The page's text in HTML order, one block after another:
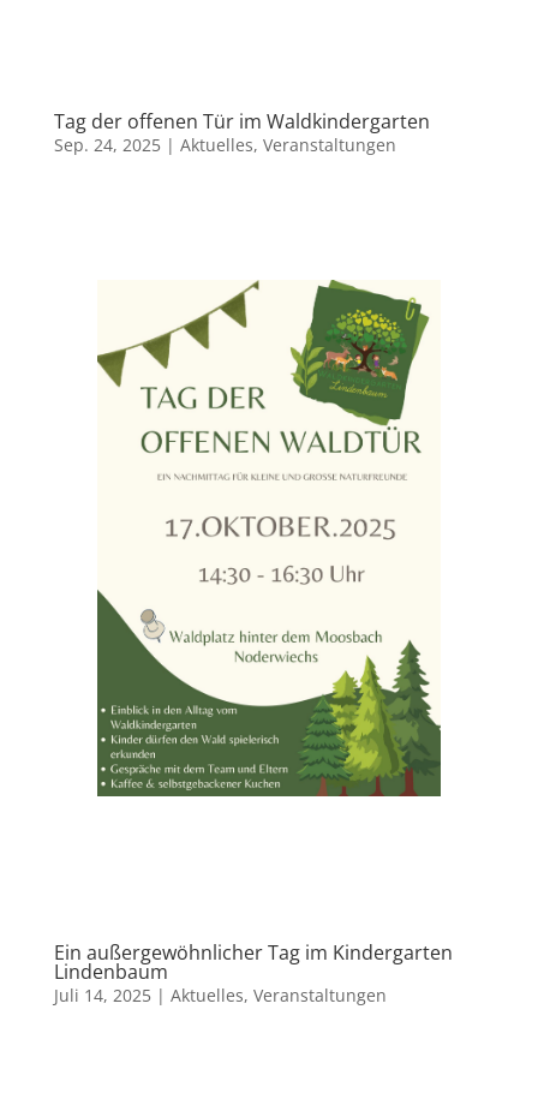
Tag der offenen Tür im Waldkindergarten
Sep. 24, 2025| Aktuelles, Veranstaltungen
Ein außergewöhnlicher Tag im Kindergarten
Lindenbaum
Juli 14, 2025| Aktuelles, Veranstaltungen